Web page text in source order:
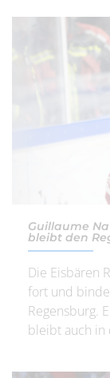
Guillaume
bleibt den
Die Eisbären
fort und
Regensburg.
bleibt auch in